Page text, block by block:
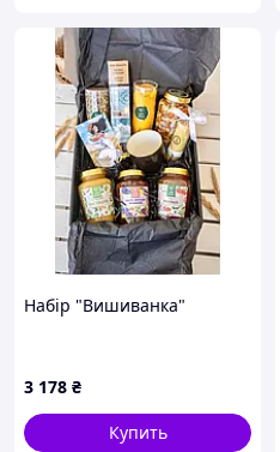
Набір "Вишиванка"
3 178 ₴
Купить